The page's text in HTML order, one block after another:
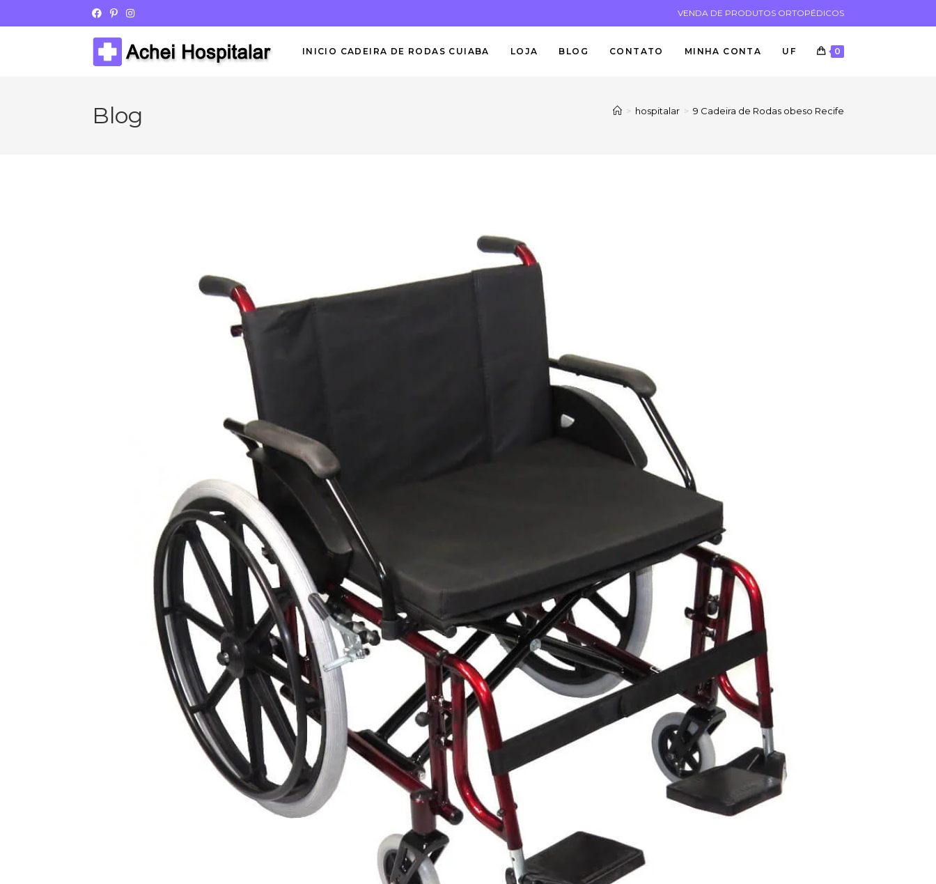
VENDA DE PRODUTOS ORTOPÉDICOS
INICIO CADEIRA DE RODAS CUIABA LOJA BLOG CONTATO MINHA CONTA UF 0
Blog > hospitalar > 9 Cadeira de Rodas obeso Recife